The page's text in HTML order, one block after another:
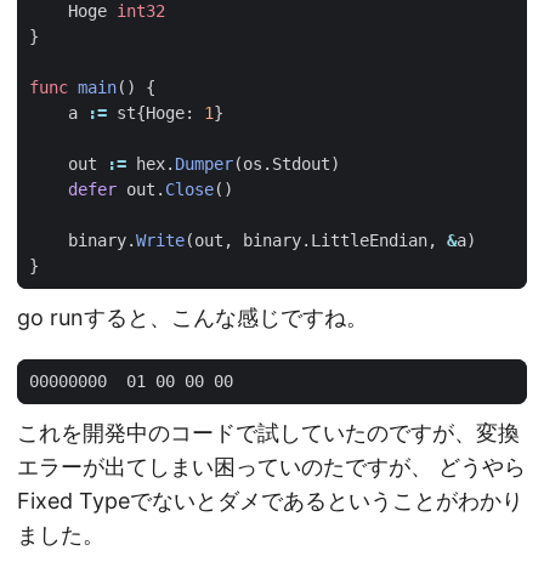
Hoge int32
}
func main()
{
a
:= st{Hoge: 1}
out := hex. Dumper(os . Stdout)
defer out . Close()
binary.Write(out , binary. LittleEndian, &a)
}
go runすると、こんな感じですね。
これを開発中のコードで試していたのですが、変換
エラーが出てしまい困っていのたですが、 どうやら
Fixed Typeでないとダメであるということがわかり
ました。